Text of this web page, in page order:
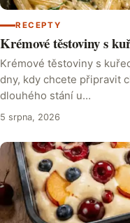
RECEPTY
Krémové těstoviny s
Krémové těstoviny s
dny, kdy chcete připravit
dlouhého stání u…
5 srpna, 2026